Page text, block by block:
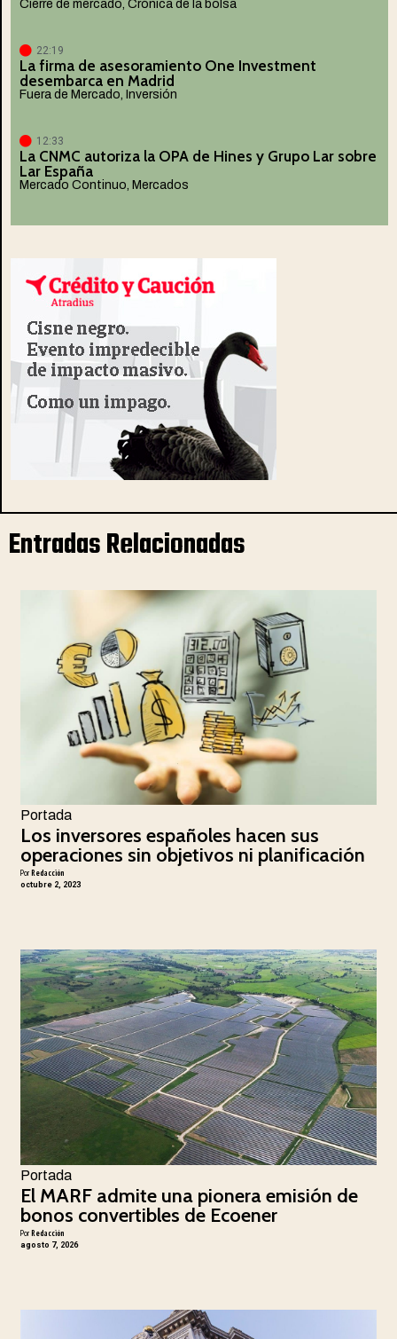
Cierre de mercado, Crónica de la bolsa
22:19
La firma de asesoramiento One Investment
desembarca en Madrid
Fuera de Mercado, Inversión
12:33
La CNMC autoriza la OPA de Hines y Grupo Lar sobre
Lar España
Mercado Continuo, Mercados
Entradas Relacionadas
Portada
Los inversores españoles hacen sus
operaciones sin objetivos ni planificación
PorRedacción
octubre 2, 2023
Portada
El MARF admite una pionera emisión de
bonos convertibles de Ecoener
PorRedacción
agosto 7, 2026